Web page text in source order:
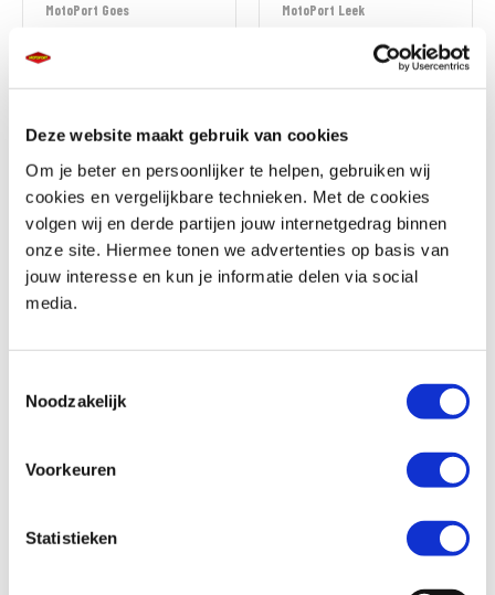
Deze website maakt gebruik van cookies
Om je beter en persoonlijker te helpen, gebruiken wij
cookies en vergelijkbare technieken. Met de cookies
volgen wij en derde partijen jouw internetgedrag binnen
onze site. Hiermee tonen we advertenties op basis van
jouw interesse en kun je informatie delen via social
media.
Noodzakelijk
Voorkeuren
Statistieken
MotoPort Goes
MotoPort Leek
BMW
R 1250 RT
€ 18.290,-
Uit2019
Honda
XL 750 TRANSALP
€ 12.699,-
XL 750 TRANSALP